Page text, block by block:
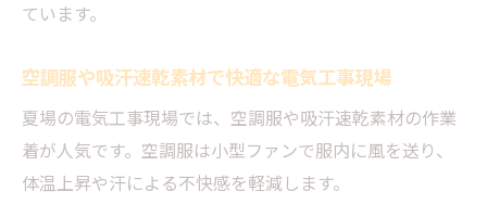
ています。
空調服や吸汗速乾素材で快適な電気工事現場
夏場の電気工事現場では、空調服や吸汗速乾素材の作業
着が人気です。空調服は小型ファンで服内に風を送り、
体温上昇や汗による不快感を軽減します。